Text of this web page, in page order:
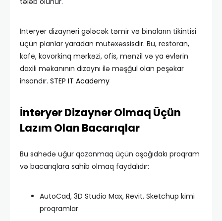
İnteryer dizayneri gələcək təmir və binaların tikintisi
üçün planlar yaradan mütəxəssisdir. Bu, restoran,
kafe, kovorkinq mərkəzi, ofis, mənzil və ya evlərin
daxili məkanının dizaynı ilə məşğul olan peşəkar
insandır. STEP IT Academy
İnteryer Dizayner Olmaq Üçün
Lazım Olan Bacarıqlar
Bu sahədə uğur qazanmaq üçün aşağıdakı proqram
və bacarıqlara sahib olmaq faydalıdır:
AutoCad, 3D Studio Max, Revit, Sketchup kimi
proqramlar